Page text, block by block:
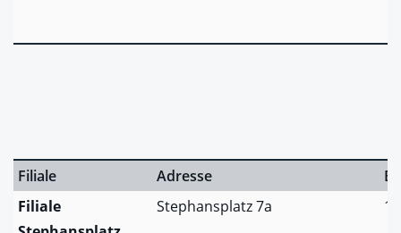
Filiale Adresse
Filiale
Stephansplatz 7a